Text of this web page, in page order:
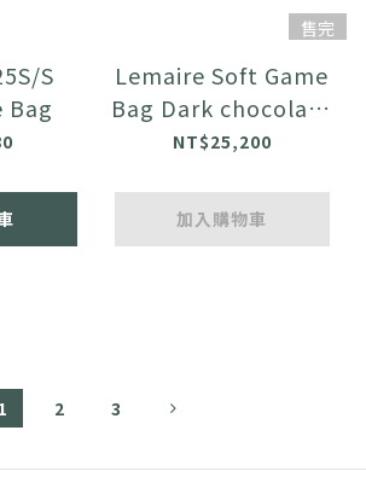
S
Bag
售完
Lemaire Soft Game
Bag Dark chocolate
Small 小款
NT$25,200
加入購物車
1 2 3